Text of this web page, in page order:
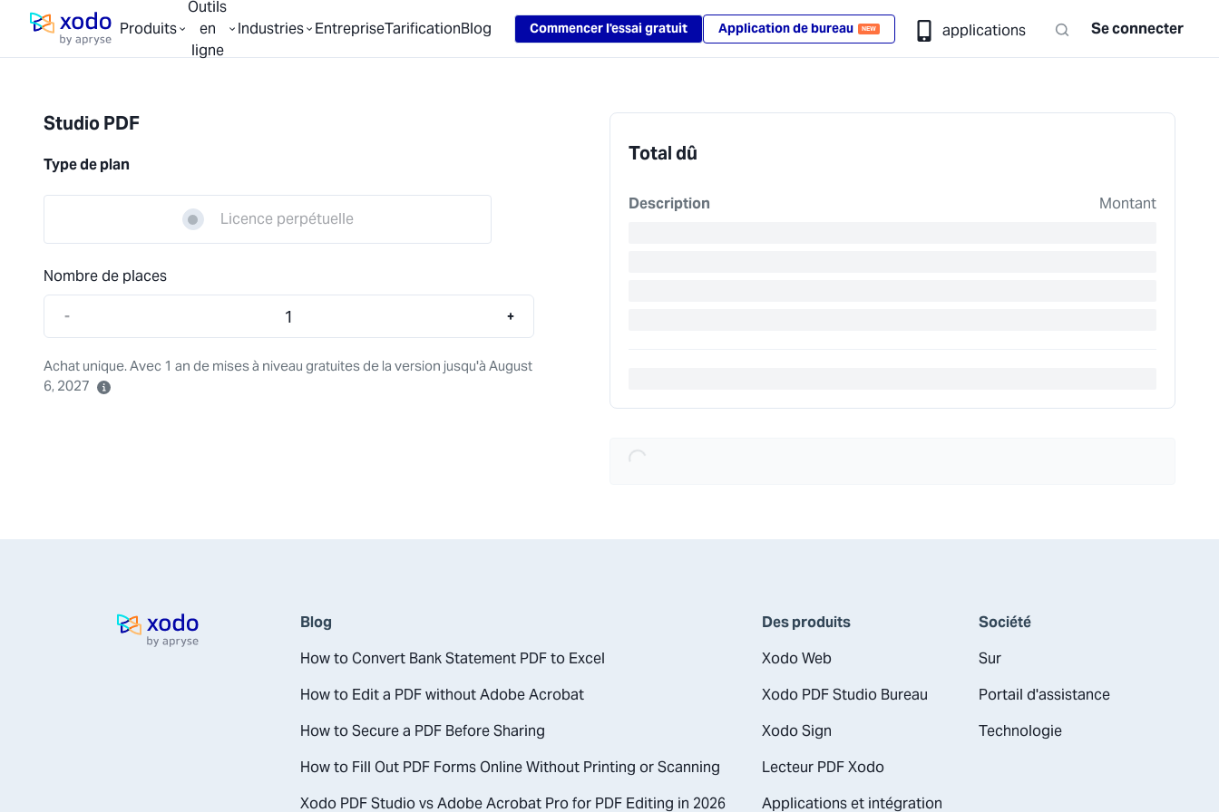
Loading...
Page d'accueilProduits
Outils
en
ligne
Industries EntrepriseTarificationBlog Commencer l'essai gratuit Application de bureau NEW applications Se connecter
Studio PDF
Type de plan
Licence perpétuelle
Nombre de places
- +
Achat unique. Avec 1 an de mises à niveau gratuites de la version jusqu'à August
6, 2027
Total dû
Description Montant
Loading...
Page d'accueil
Blog
How to Convert Bank Statement PDF to Excel
How to Edit a PDF without Adobe Acrobat
How to Secure a PDF Before Sharing
How to Fill Out PDF Forms Online Without Printing or Scanning
Xodo PDF Studio vs Adobe Acrobat Pro for PDF Editing in 2026
Des produits
Xodo Web
Xodo PDF Studio Bureau
Xodo Sign
Lecteur PDF Xodo
Applications et intégration
Société
Sur
Portail d'assistance
Technologie